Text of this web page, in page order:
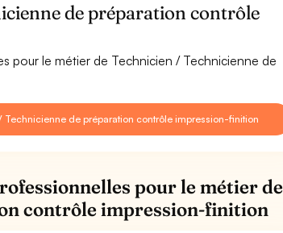
de préparation contrôle
pour le métier de Technicien / Technicienne de
de préparation contrôle impression-finition
pour le métier de
contrôle impression-finition